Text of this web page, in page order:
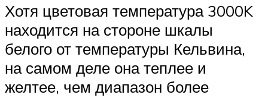
Хотя цветовая температура 3000K
находится на стороне шкалы
белого от температуры Кельвина,
на самом деле она теплее и
желтее, чем диапазон более